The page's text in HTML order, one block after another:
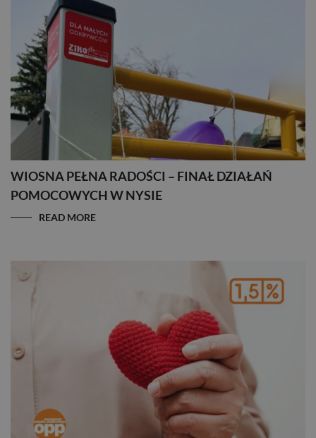
WIOSNA PEŁNA RADOŚCI – FINAŁ DZIAŁAŃ
POMOCOWYCH W NYSIE
READ MORE